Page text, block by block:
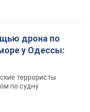
дрона по
у Одессы:
террористы
по судну